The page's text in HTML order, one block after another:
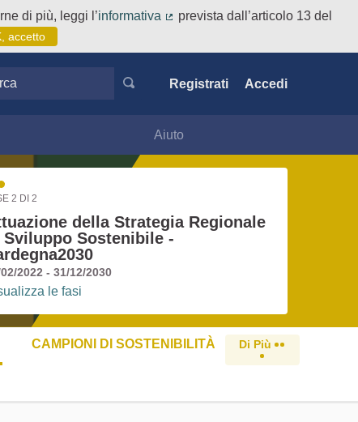
di più, leggi l’informativa
prevista dall’articolo 13 del
accetto
Registrati Accedi
Aiuto
2 DI 2
della Strategia Regionale
Sviluppo Sostenibile -
2022 - 31/12/2030
le fasi
CAMPIONI DI SOSTENIBILITÀ Di Più